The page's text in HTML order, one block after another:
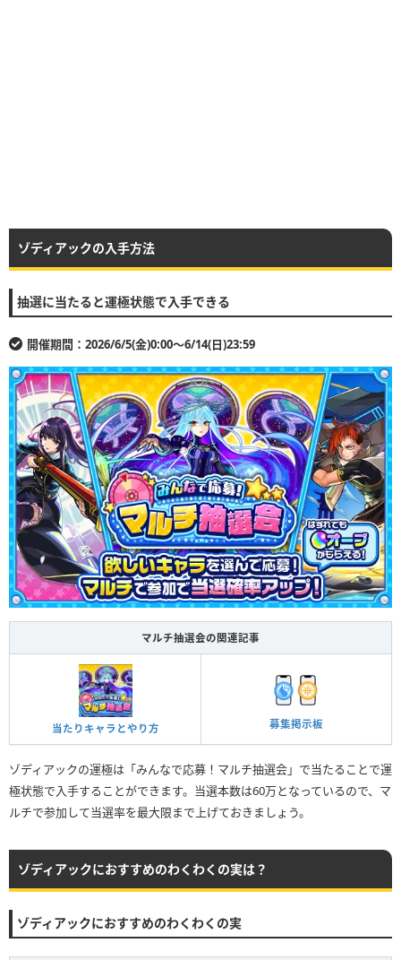
ゾディアックの入手方法
抽選に当たると運極状態で入手できる
開催期間：2026/6/5(金)0:00〜6/14(日)23:59
マルチ抽選会の関連記事
当たりキャラとやり方 募集掲示板
ゾディアックの運極は「みんなで応募！マルチ抽選会」で当たることで運
極状態で入手することができます。当選本数は60万となっているので、マ
ルチで参加して当選率を最大限まで上げておきましょう。
ゾディアックにおすすめのわくわくの実は？
ゾディアックにおすすめのわくわくの実